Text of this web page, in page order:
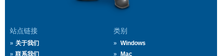
站点链接
关于我们
联系我们
类别
Windows
Mac